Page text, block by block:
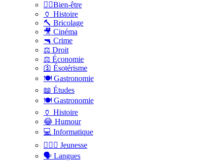
🧑‍⚕️Bien-être
🏺 Histoire
🔨 Bricolage
🎥 Cinéma
🔫 Crime
⚖️ Droit
⚖️ Économie
🛐 Ésotérisme
🍽️ Gastronomie
📖 Études
🍽️ Gastronomie
🏺 Histoire
😂 Humour
💻 Informatique
🤸🏽‍♀️ Jeunesse
🗣 Langues